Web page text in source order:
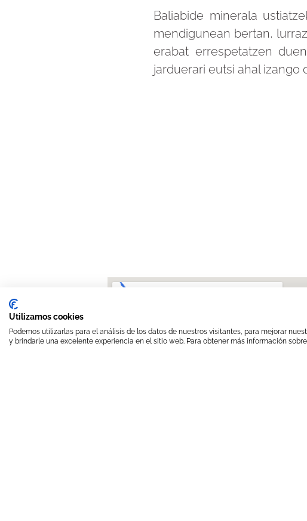
Baliabide minerala
mendigunean bertan,
erabat errespetatzen
jarduerari eutsi ahal izango
Utilizamos cookies
Podemos utilizarlas para el análisis de los datos de nuestros visitantes, para mejorar
y brindarle una excelente experiencia en el sitio web. Para obtener más información